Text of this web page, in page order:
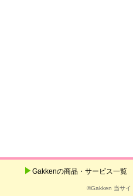
Gakkenの商品・サービス一覧
©Gakken 当サイ